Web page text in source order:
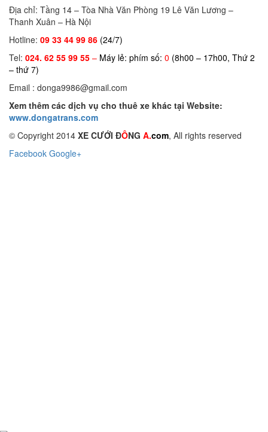
Địa chỉ: Tầng 14 – Tòa Nhà Văn Phòng 19 Lê Văn Lương –
Thanh Xuân – Hà Nội
Hotline: 09 33 44 99 86 (24/7)
Tel: 024. 62 55 99 55 – Máy lẻ: phím số: 0 (8h00 – 17h00, Thứ 2
– thứ 7)
Email : donga9986@gmail.com
Xem thêm các dịch vụ cho thuê xe khác tại Website:
www.dongatrans.com
© Copyright 2014 XE CƯỚI ĐÔNG A.com, All rights reserved
Facebook Google+